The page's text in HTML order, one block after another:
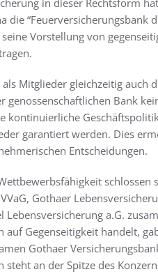
in dieser Rechtsform
die “Feuerversicherungsbank
Vorstellung von
als Mitglieder gleichzeitig
genossenschaftlichen Bank
kontinuierliche
garantiert werden. Dies
Entscheidungen.
schlossen
Gothaer
Lebensversicherung a.G.
auf Gegenseitigkeit handelt,
Gothaer
steht an der Spitze des